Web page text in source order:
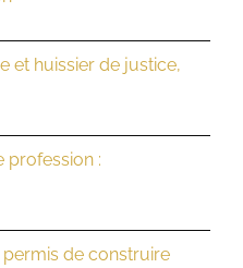
et huissier de justice,
profession :
permis de construire